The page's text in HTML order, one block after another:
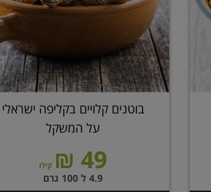
בוטנים קלויים בקליפה ישראלי
על המשקל
49 ₪ קילו
4.9 ל 100 גרם